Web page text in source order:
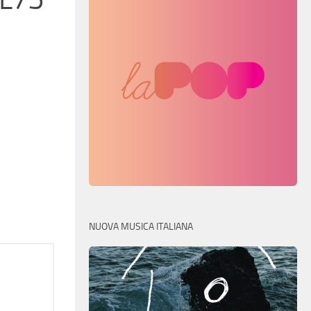
NUOVA MUSICA ITALIANA